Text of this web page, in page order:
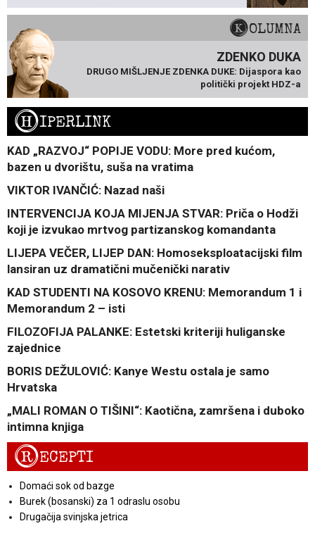
KOLUMNA
ZDENKO DUKA
DRUGO MIŠLJENJE ZDENKA DUKE: Dijaspora kao
politički projekt HDZ-a
HIPERLINK
KAD „RAZVOJ“ POPIJE VODU: More pred kućom,
bazen u dvorištu, suša na vratima
VIKTOR IVANČIĆ: Nazad naši
INTERVENCIJA KOJA MIJENJA STVAR: Priča o Hodži
koji je izvukao mrtvog partizanskog komandanta
LIJEPA VEČER, LIJEP DAN: Homoseksploatacijski film
lansiran uz dramatični mučenički narativ
KAD STUDENTI NA KOSOVO KRENU: Memorandum 1 i
Memorandum 2 – isti
FILOZOFIJA PALANKE: Estetski kriteriji huliganske
zajednice
BORIS DEŽULOVIĆ: Kanye Westu ostala je samo
Hrvatska
„MALI ROMAN O TIŠINI“: Kaotična, zamršena i duboko
intimna knjiga
RECEPTI
Domaći sok od bazge
Burek (bosanski) za 1 odraslu osobu
Drugačija svinjska jetrica